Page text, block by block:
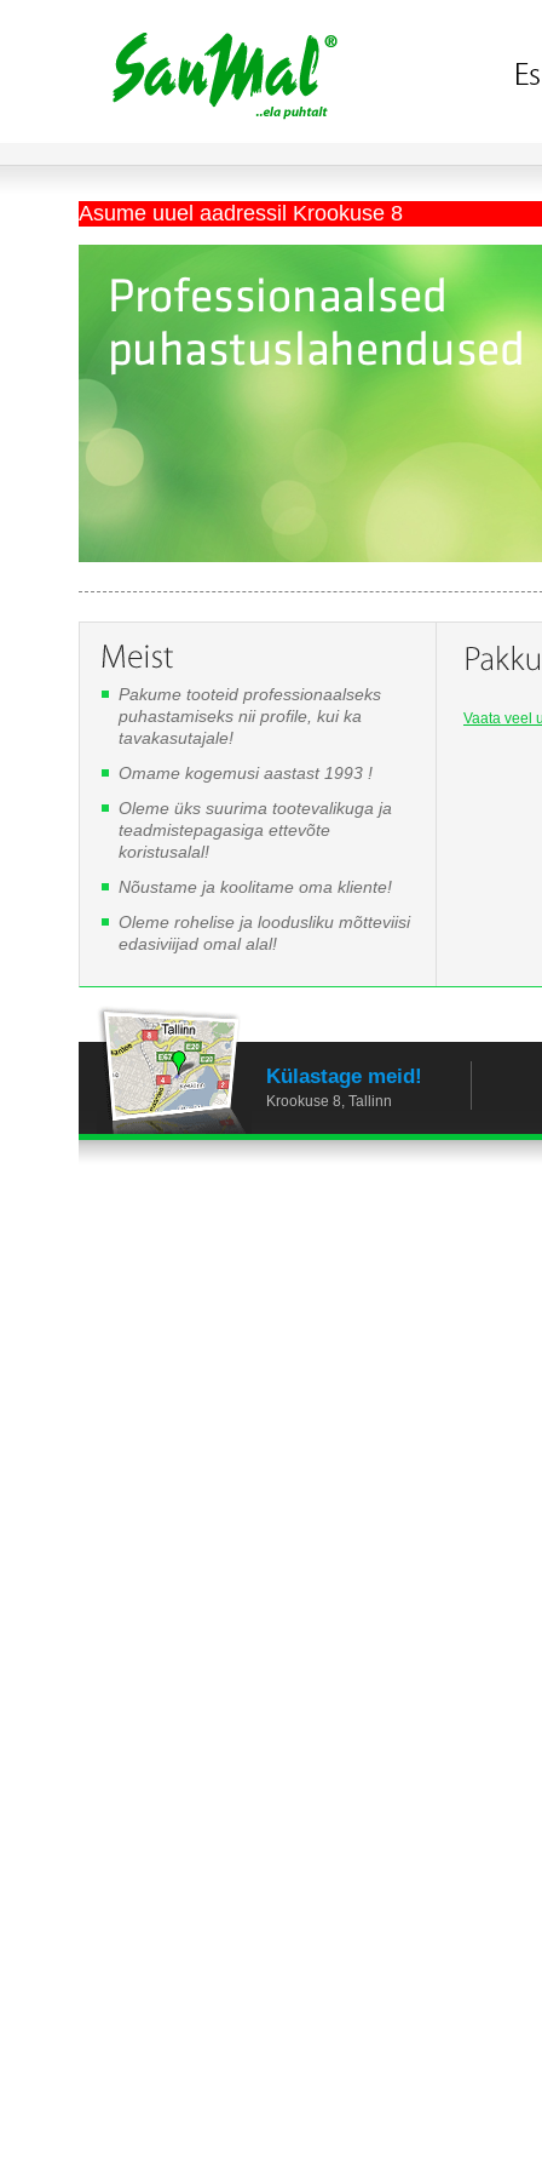
Asume uuel aadressil Krookuse 8
Vaata veel
Pakume tooteid professionaalseks
puhastamiseks nii profile, kui ka
tavakasutajale!
Omame kogemusi aastast 1993 !
Oleme üks suurima tootevalikuga ja
teadmistepagasiga ettevõte
koristusalal!
Nõustame ja koolitame oma kliente!
Oleme rohelise ja loodusliku mõtteviisi
edasiviijad omal alal!
Külastage meid!
Krookuse 8, Tallinn